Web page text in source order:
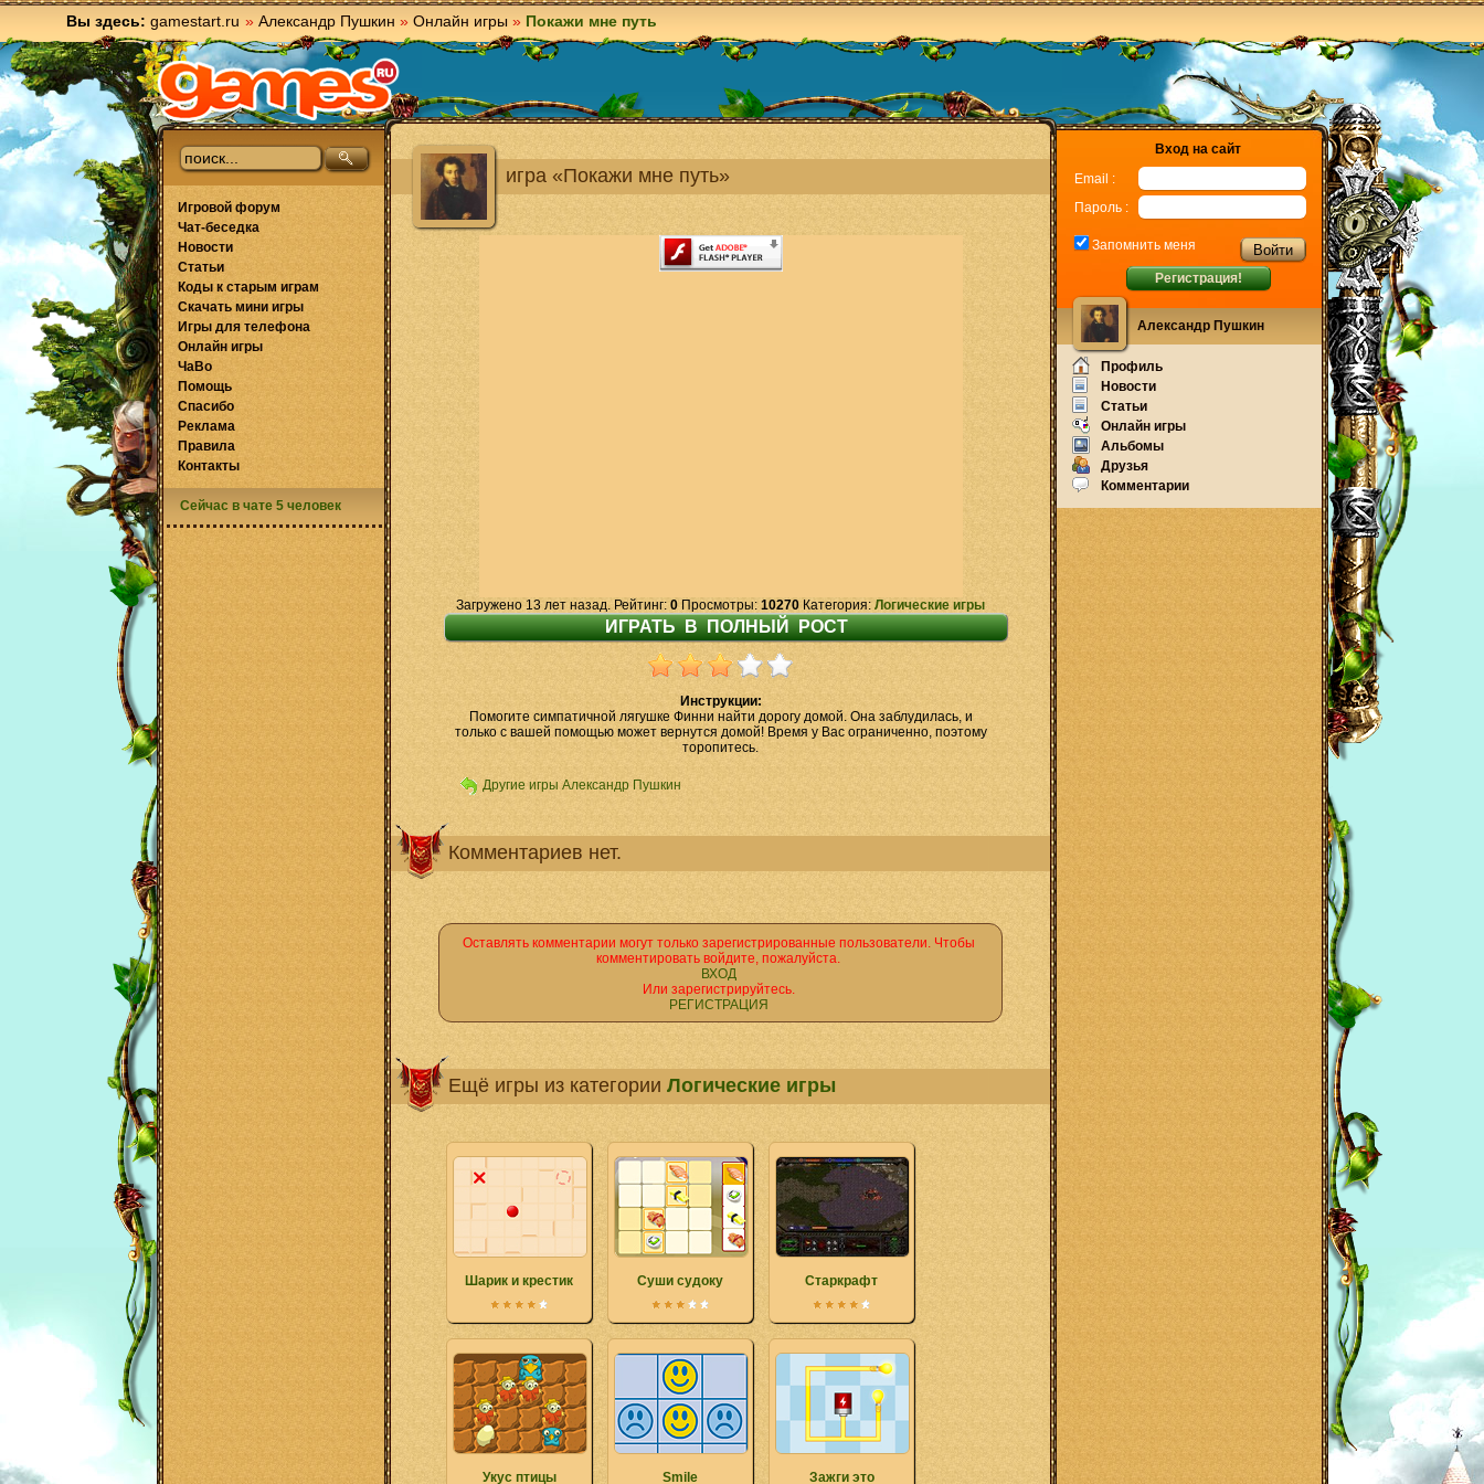
Вы здесь: gamestart.ru » Александр Пушкин » Онлайн игры » Покажи мне путь
игра «Покажи мне путь»
Загружено 13 лет назад. Рейтинг: 0 Просмотры: 10270 Категория: Логические игры
Инструкции:
Помогите симпатичной лягушке Финни найти дорогу домой. Она заблудилась, и
только с вашей помощью может вернутся домой! Время у Вас ограниченно, поэтому
торопитесь.
Другие игры Александр Пушкин
Комментариев нет.
Оставлять комментарии могут только зарегистрированные пользователи. Чтобы
комментировать войдите, пожалуйста.
ВХОД
Или зарегистрируйтесь.
РЕГИСТРАЦИЯ
Ещё игры из категории Логические игры
Шарик и крестик Суши судоку Старкрафт
Укус птицы Smile Зажги это
Игровой форум
Чат-беседка
Новости
Статьи
Коды к старым играм
Скачать мини игры
Игры для телефона
Онлайн игры
ЧаВо
Помощь
Спасибо
Реклама
Правила
Контакты
Сейчас в чате 5 человек
Вход на сайт
Email :
Пароль :
Запомнить меня
Регистрация!
Александр Пушкин
Профиль
Новости
Статьи
Онлайн игры
Альбомы
Друзья
Комментарии